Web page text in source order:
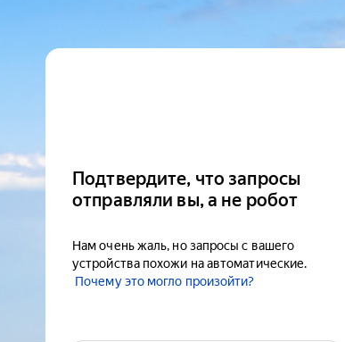
Подтвердите, что запросы
отправляли вы, а не робот
Нам очень жаль, но запросы с вашего
устройства похожи на автоматические.
Почему это могло произойти?